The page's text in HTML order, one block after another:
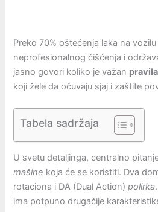
Preko 70% oštećenja laka na
neprofesionalnog čišćenja i
jasno govori koliko je važan
koji žele da očuvaju sjaj i zaštite
Tabela sadržaja
U svetu detaljinga, centralno
mašine koja će se koristiti. Dva
rotaciona i DA (Dual Action)polirka
ima potpuno drugačije